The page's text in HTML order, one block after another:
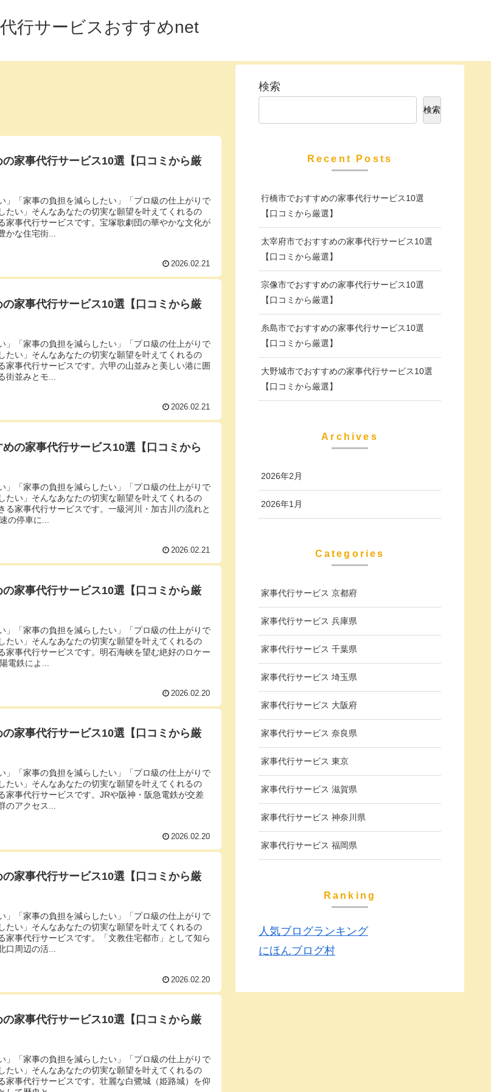
行サービスおすすめnet
家事代行サービス10選【口コミから厳
」「家事の負担を減らしたい」「プロ級の仕上がりで
たい」そんなあなたの切実な願望を叶えてくれるの
家事代行サービスです。宝塚歌劇団の華やかな文化が
かな住宅街...
2026.02.21
家事代行サービス10選【口コミから厳
」「家事の負担を減らしたい」「プロ級の仕上がりで
たい」そんなあなたの切実な願望を叶えてくれるの
家事代行サービスです。六甲の山並みと美しい港に囲
街並みとモ...
2026.02.21
の家事代行サービス10選【口コミから
」「家事の負担を減らしたい」「プロ級の仕上がりで
たい」そんなあなたの切実な願望を叶えてくれるの
る家事代行サービスです。一級河川・加古川の流れと
の停車に...
2026.02.21
家事代行サービス10選【口コミから厳
」「家事の負担を減らしたい」「プロ級の仕上がりで
たい」そんなあなたの切実な願望を叶えてくれるの
家事代行サービスです。明石海峡を望む絶好のロケー
電鉄によ...
2026.02.20
家事代行サービス10選【口コミから厳
」「家事の負担を減らしたい」「プロ級の仕上がりで
たい」そんなあなたの切実な願望を叶えてくれるの
家事代行サービスです。JRや阪神・阪急電鉄が交差
のアクセス...
2026.02.20
家事代行サービス10選【口コミから厳
」「家事の負担を減らしたい」「プロ級の仕上がりで
たい」そんなあなたの切実な願望を叶えてくれるの
家事代行サービスです。「文教住宅都市」として知ら
口周辺の活...
2026.02.20
家事代行サービス10選【口コミから厳
」「家事の負担を減らしたい」「プロ級の仕上がりで
たい」そんなあなたの切実な願望を叶えてくれるの
家事代行サービスです。壮麗な白鷺城（姫路城）を仰
検索
検索
Recent Posts
行橋市でおすすめの家事代行サービス10選
【口コミから厳選】
太宰府市でおすすめの家事代行サービス10選
【口コミから厳選】
宗像市でおすすめの家事代行サービス10選
【口コミから厳選】
糸島市でおすすめの家事代行サービス10選
【口コミから厳選】
大野城市でおすすめの家事代行サービス10選
【口コミから厳選】
Archives
2026年2月
2026年1月
Categories
家事代行サービス 京都府
家事代行サービス 兵庫県
家事代行サービス 千葉県
家事代行サービス 埼玉県
家事代行サービス 大阪府
家事代行サービス 奈良県
家事代行サービス 東京
家事代行サービス 滋賀県
家事代行サービス 神奈川県
家事代行サービス 福岡県
Ranking
人気ブログランキング
にほんブログ村